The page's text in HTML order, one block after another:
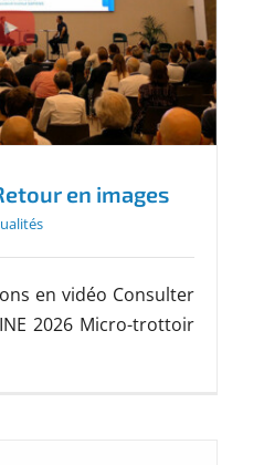
en images
en vidéo Consulter
2026 Micro-trottoir